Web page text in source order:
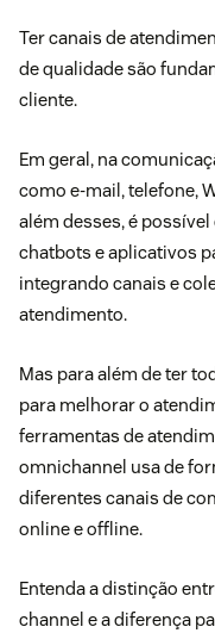
Ter canais de
de qualidade são
cliente.
Em geral, na
como e-mail, telefone,
além desses, é
chatbots e aplicativos
integrando canais e
atendimento.
Mas para além de ter
para melhorar o
ferramentas de
omnichannel usa de
diferentes canais de
online e offline.
Entenda a distinção
channel e adiferença